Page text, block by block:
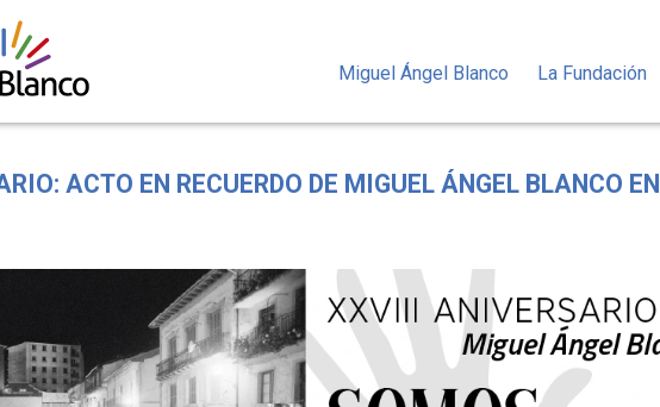
Miguel Ángel Blanco La Fundación
ACTO EN RECUERDO DE MIGUEL ÁNGEL BLANCO EN